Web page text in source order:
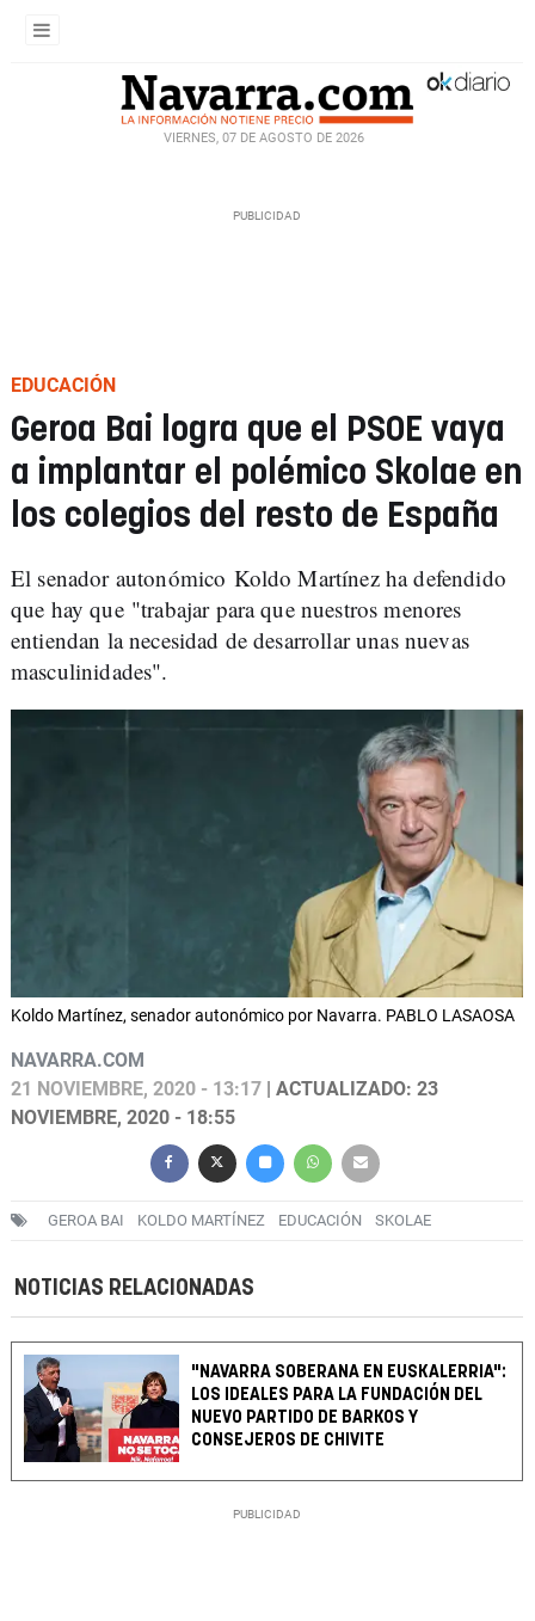
VIERNES, 07 DE AGOSTO DE 2026
EDUCACIÓN
Geroa Bai logra que el PSOE vaya
a implantar el polémico Skolae en
los colegios del resto de España
El senador autonómico Koldo Martínez ha defendido
que hay que "trabajar para que nuestros menores
entiendan la necesidad de desarrollar unas nuevas
masculinidades".
Koldo Martínez, senador autonómico por Navarra. PABLO LASAOSA
NAVARRA.COM
21 NOVIEMBRE, 2020 - 13:17 | ACTUALIZADO: 23
NOVIEMBRE, 2020 - 18:55
GEROA BAI KOLDO MARTÍNEZ EDUCACIÓN SKOLAE
NOTICIAS RELACIONADAS
"NAVARRA SOBERANA EN EUSKALERRIA":
LOS IDEALES PARA LA FUNDACIÓN DEL
NUEVO PARTIDO DE BARKOS Y
CONSEJEROS DE CHIVITE